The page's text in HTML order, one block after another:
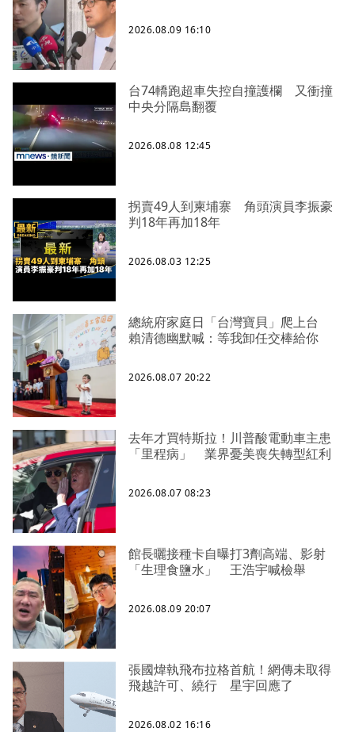
2026.08.09 16:10
台74轎跑超車失控自撞護欄 又衝撞
中央分隔島翻覆
2026.08.08 12:45
拐賣49人到柬埔寨 角頭演員李振豪
判18年再加18年
2026.08.03 12:25
總統府家庭日「台灣寶貝」爬上台
賴清德幽默喊：等我卸任交棒給你
2026.08.07 20:22
去年才買特斯拉！川普酸電動車主患
「里程病」 業界憂美喪失轉型紅利
2026.08.07 08:23
館長曬接種卡自曝打3劑高端、影射
「生理食鹽水」 王浩宇喊檢舉
2026.08.09 20:07
張國煒執飛布拉格首航！網傳未取得
飛越許可、繞行 星宇回應了
2026.08.02 16:16